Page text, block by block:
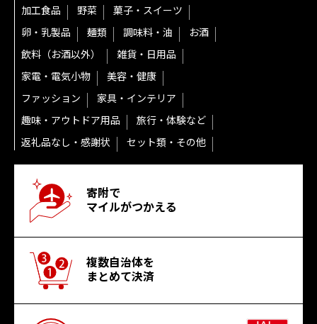
加工食品
野菜
菓子・スイーツ
卵・乳製品
麺類 調味料・油
お酒
飲料（お酒以外）
雑貨・日用品
家電・電気小物
美容・健康
ファッション
家具・インテリア
趣味・アウトドア用品
旅行・体験など
返礼品なし・感謝状
セット類・その他
寄附で
マイルがつかえる
複数自治体を
まとめて決済